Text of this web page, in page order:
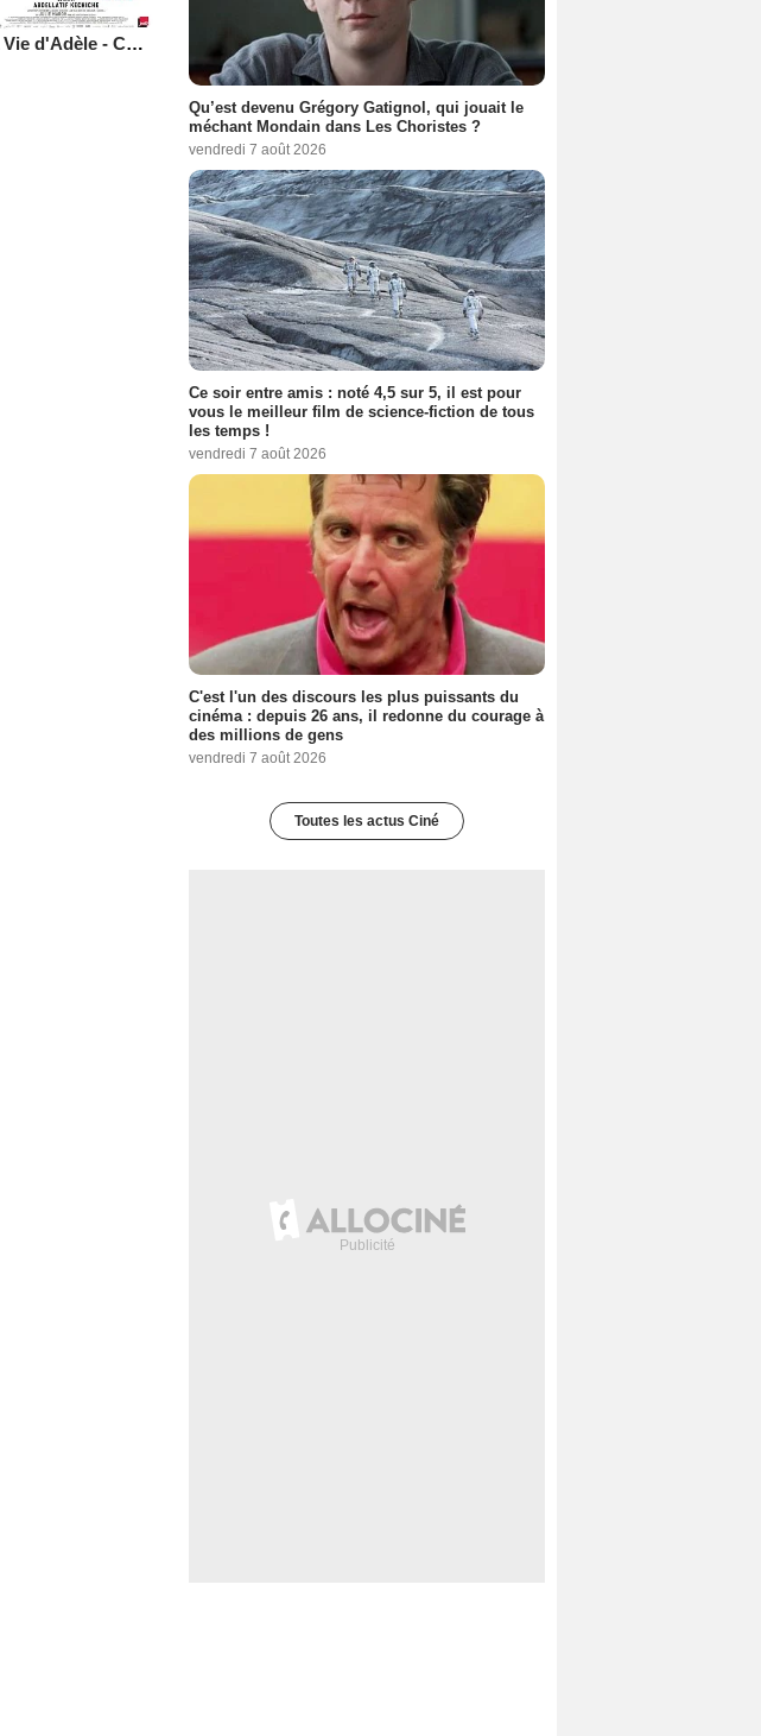
La Vie d'Adèle - Chapitres 1 et 2
Qu’est devenu Grégory Gatignol, qui jouait le
méchant Mondain dans Les Choristes ?
vendredi 7 août 2026
Ce soir entre amis : noté 4,5 sur 5, il est pour
vous le meilleur film de science-fiction de tous
les temps !
vendredi 7 août 2026
C'est l'un des discours les plus puissants du
cinéma : depuis 26 ans, il redonne du courage à
des millions de gens
vendredi 7 août 2026
Toutes les actus Ciné